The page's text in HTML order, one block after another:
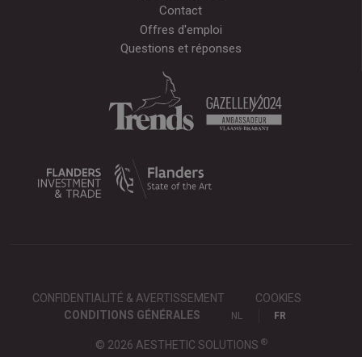
Contact
Offres d'emploi
Questions et réponses
CONFIDENTIALITÉ & AVERTISSEMENT
COOKIES
CONDITIONS GÉNÉRALES
NL FR
© 2026 AESTHETIC SOLUTIONS ®